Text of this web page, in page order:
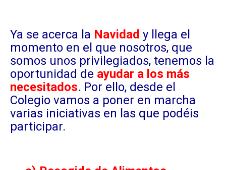
Ya se acerca la Navidad y llega el
momento en el que nosotros, que
somos unos privilegiados, tenemos la
oportunidad de ayudar a los más
necesitados. Por ello, desde el
Colegio vamos a poner en marcha
varias iniciativas en las que podéis
participar.